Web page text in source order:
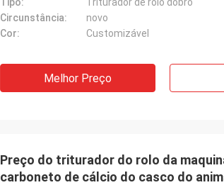
Circunstância:
novo
Cor:
Customizável
Melhor Preço
Preço do triturador do rolo da
carboneto de cálcio do casco do